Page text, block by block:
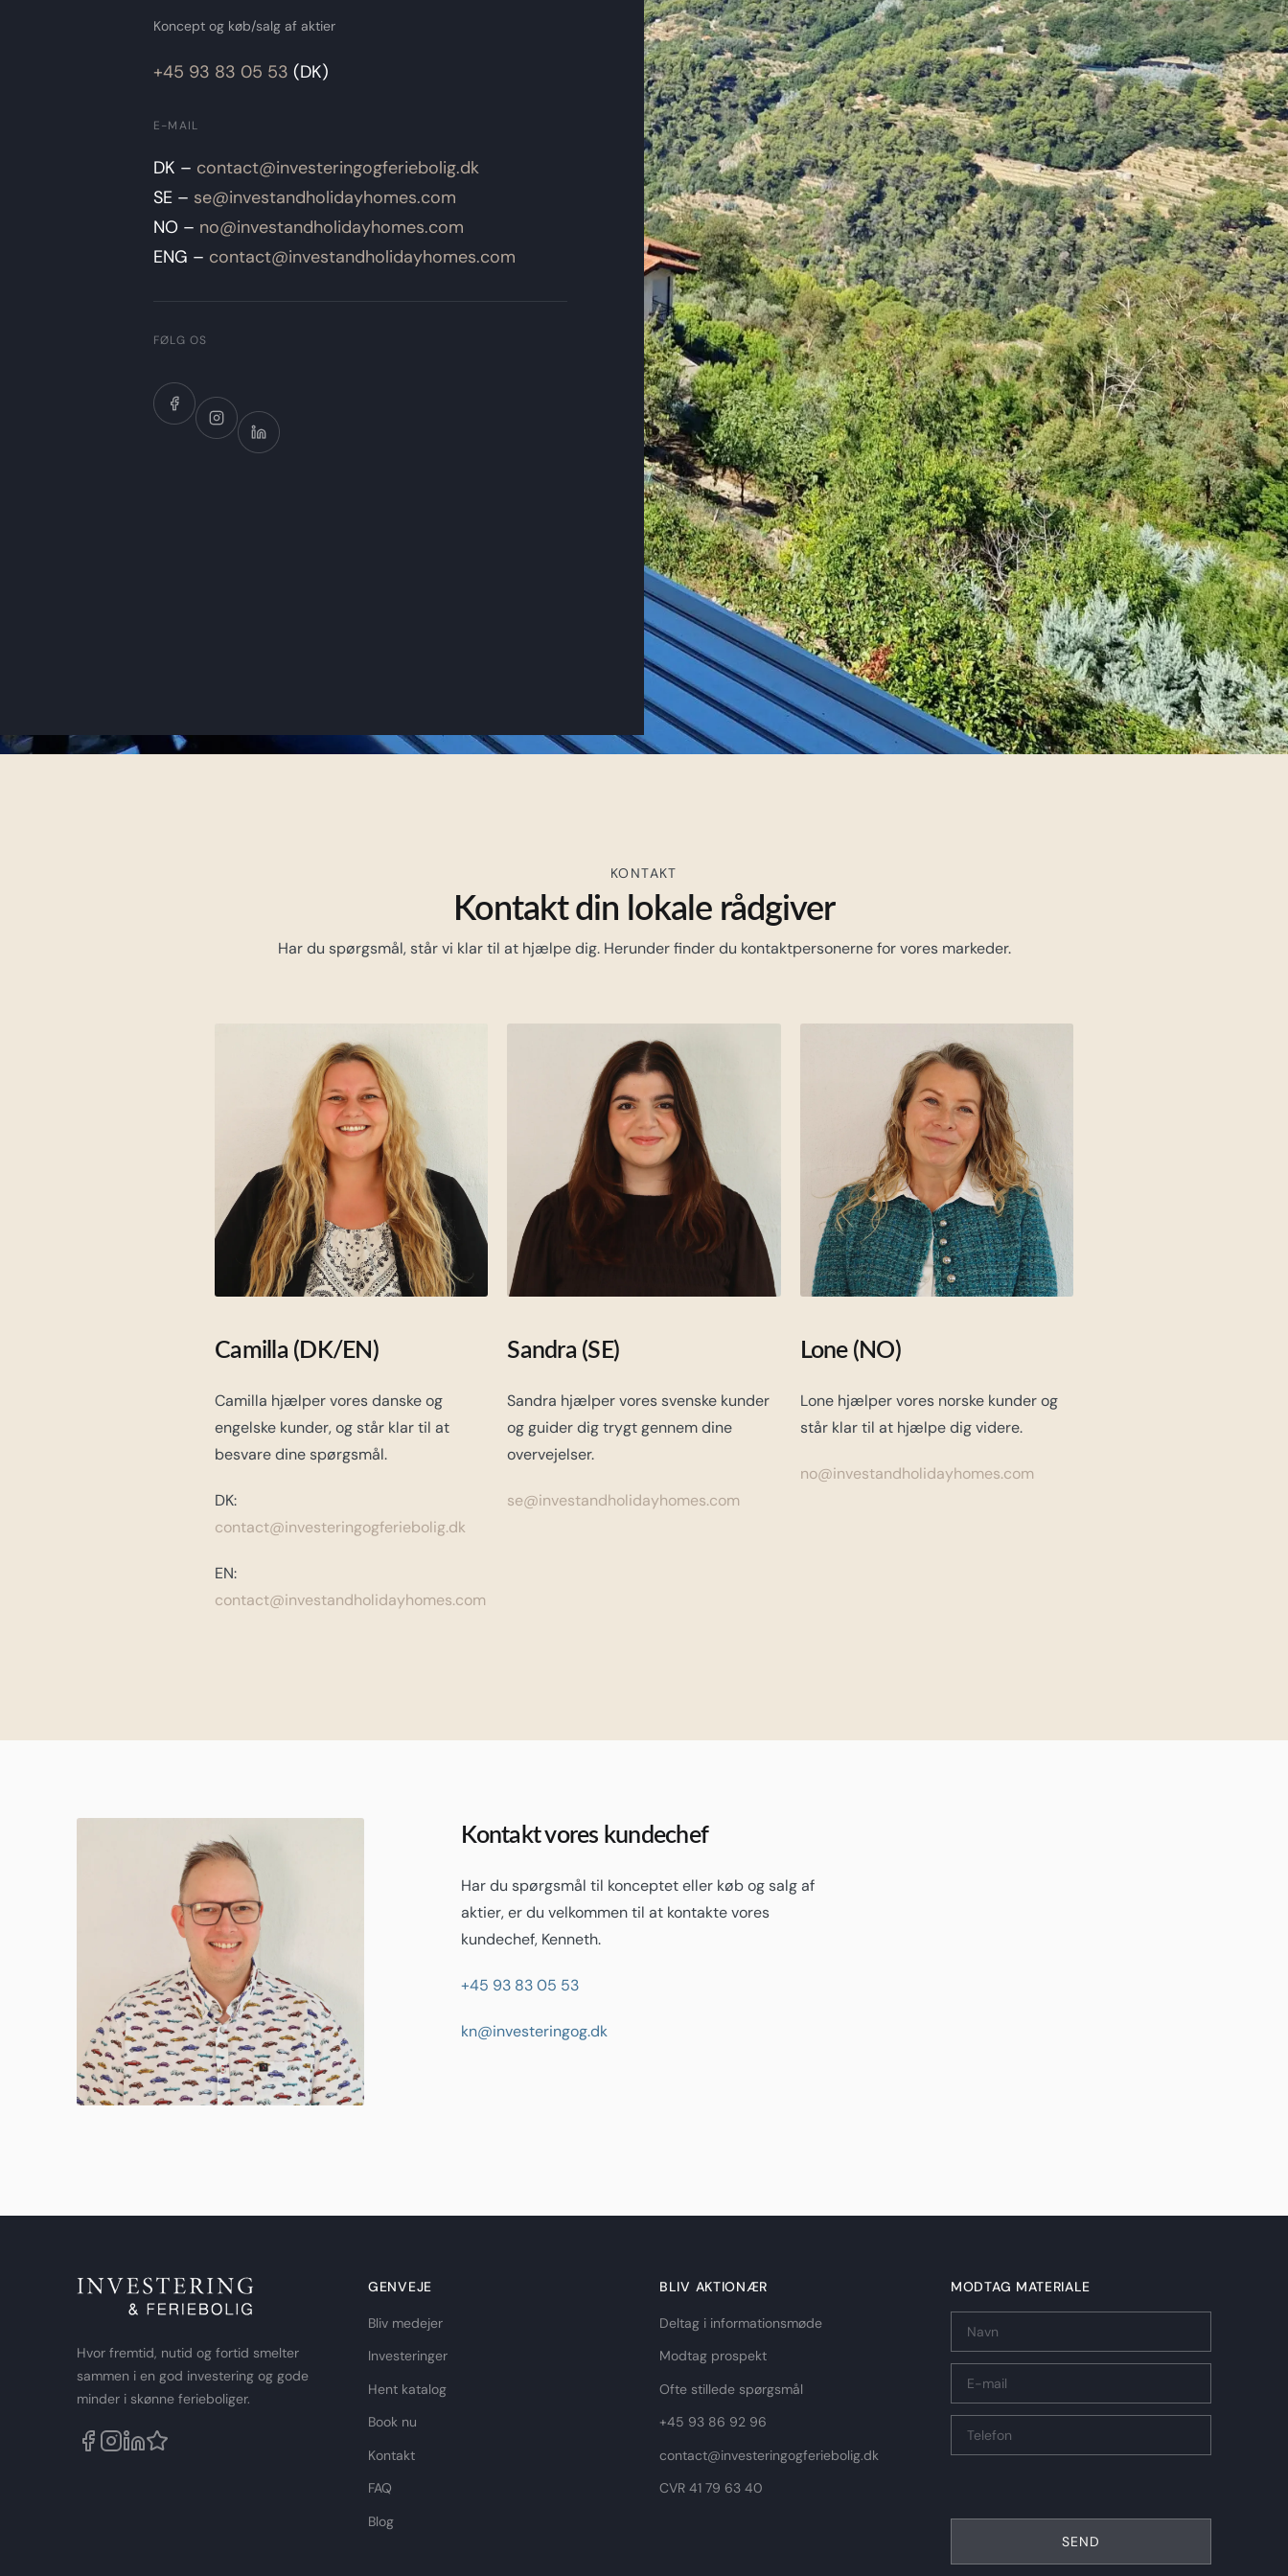
Koncept og køb/salg af aktier
+45 93 83 05 53 (DK)
E-MAIL
DK – contact@investeringogferiebolig.dk
SE – se@investandholidayhomes.com
NO – no@investandholidayhomes.com
ENG – contact@investandholidayhomes.com
FØLG OS
KONTAKT
Kontakt din lokale rådgiver
Har du spørgsmål, står vi klar til at hjælpe dig. Herunder finder du kontaktpersonerne for vores markeder.
Camilla (DK/EN)
Camilla hjælper vores danske og
engelske kunder, og står klar til at
besvare dine spørgsmål.
DK:
contact@investeringogferiebolig.dk
EN:
contact@investandholidayhomes.com
Sandra (SE)
Sandra hjælper vores svenske kunder
og guider dig trygt gennem dine
overvejelser.
se@investandholidayhomes.com
Lone (NO)
Lone hjælper vores norske kunder og
står klar til at hjælpe dig videre.
no@investandholidayhomes.com
Kontakt vores kundechef
Har du spørgsmål til konceptet eller køb og salg af
aktier, er du velkommen til at kontakte vores
kundechef, Kenneth.
+45 93 83 05 53
kn@investeringog.dk
Hvor fremtid, nutid og fortid smelter
sammen i en god investering og gode
minder i skønne ferieboliger.
GENVEJE
Bliv medejer
Investeringer
Hent katalog
Book nu
Kontakt
FAQ
Blog
BLIV AKTIONÆR
Deltag i informationsmøde
Modtag prospekt
Ofte stillede spørgsmål
+45 93 86 92 96
contact@investeringogferiebolig.dk
CVR 41 79 63 40​
MODTAG MATERIALE
SEND